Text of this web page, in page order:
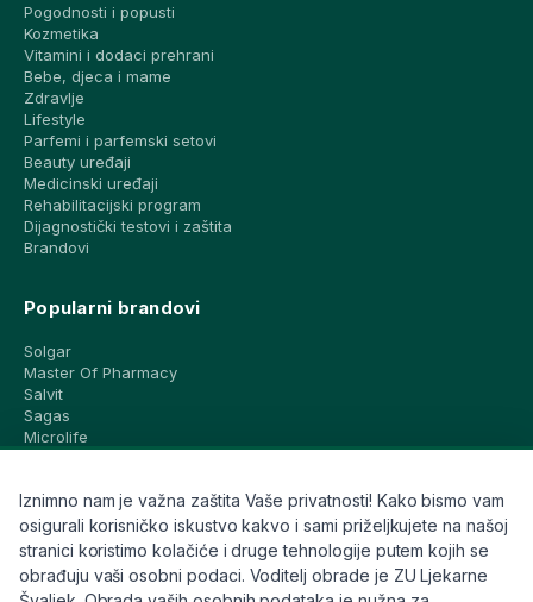
Pogodnosti i popusti
Kozmetika
Vitamini i dodaci prehrani
Bebe, djeca i mame
Zdravlje
Lifestyle
Parfemi i parfemski setovi
Beauty uređaji
Medicinski uređaji
Rehabilitacijski program
Dijagnostički testovi i zaštita
Brandovi
Popularni brandovi
Solgar
Master Of Pharmacy
Salvit
Sagas
Microlife
CeraVe
Eucerin
Avene
Bioderma
Svi brandovi
Iznimno nam je važna zaštita Vaše privatnosti! Kako bismo vam
osigurali korisničko iskustvo kakvo i sami priželjkujete na našoj
stranici koristimo kolačiće i druge tehnologije putem kojih se
obrađuju vaši osobni podaci. Voditelj obrade je ZU Ljekarne